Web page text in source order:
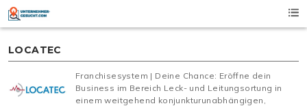
Skip
content
LOCATEC
Franchisesystem | Deine Chance: Eröffne dein
Business im Bereich Leck- und Leitungsortung in
einem weitgehend konjunkturunabhängigen,